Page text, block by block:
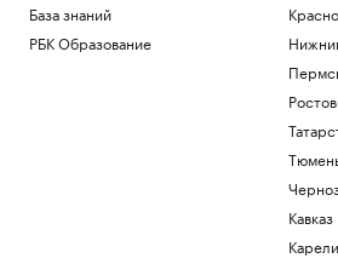
База знаний
РБК Образование
Кавказ